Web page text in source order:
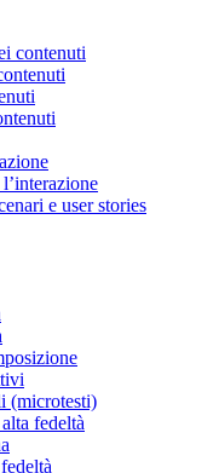
contenuti
e user stories
(microtesti)
fedeltà